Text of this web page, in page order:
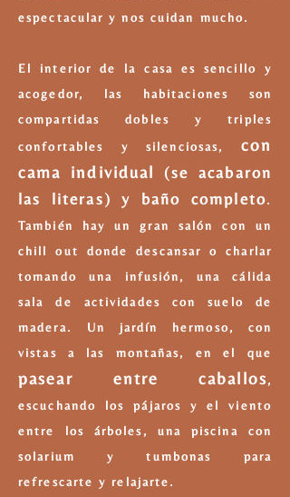
espectacular y nos cuidan mucho.
El interior de la casa essencillo y
acogedor, las habitaciones son
compartidas dobles y triples
confortables y silenciosas, con
cama individual
(se acabaron
las literas) y baño completo.
También hay un gran salón con un
chill out donde descansar o charlar
tomando una infusión, una cálida
sala de actividades con suelo de
madera. Un jardín hermoso, con
vistas a las montañas, en el que
pasear entre caballos,
escuchando los pájaros y el viento
entre los árboles, una piscina con
solarium y tumbonas para
refrescarte y relajarte.